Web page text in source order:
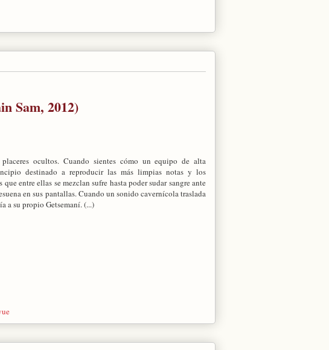
Sam, 2012)
ocultos. Cuando sientes cómo un equipo de alta
destinado a reproducir las más limpias notas y los
entre ellas se mezclan sufre hasta poder sudar sangre ante
en sus pantallas. Cuando un sonido cavernícola traslada
a su propio Getsemaní. (...)